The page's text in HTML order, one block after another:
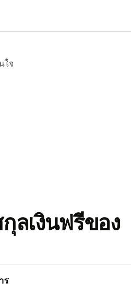
ใจ
ลเงินฟรีของ
ร